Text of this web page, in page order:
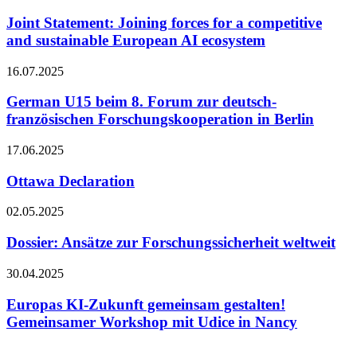
Joint Statement: Joining forces for a competitive
and sustainable European AI ecosystem
16.07.2025
German U15 beim 8. Forum zur deutsch-
französischen Forschungskooperation in Berlin
17.06.2025
Ottawa Declaration
02.05.2025
Dossier: Ansätze zur Forschungssicherheit weltweit
30.04.2025
Europas KI-Zukunft gemeinsam gestalten!
Gemeinsamer Workshop mit Udice in Nancy